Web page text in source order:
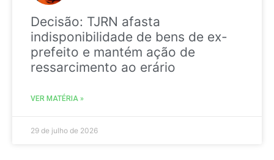
Decisão: TJRN afasta
indisponibilidade de bens de ex-
prefeito e mantém ação de
ressarcimento ao erário
VER MATÉRIA »
29 de julho de 2026